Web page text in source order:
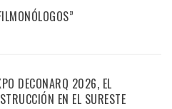
DECONARQ 2026, EL
EN EL SURESTE